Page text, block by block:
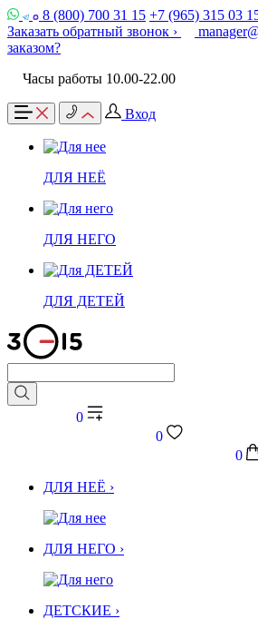
8 (800) 700 31 15 +7 (965) 315 03
Заказать обратный звонок ›
заказом?
Часы работы 10.00-22.00
Вход
ДЛЯ НЕЁ
ДЛЯ НЕГО
ДЛЯ ДЕТЕЙ
0
0
0
ДЛЯ НЕЁ ›
ДЛЯ НЕГО ›
ДЕТСКИЕ ›